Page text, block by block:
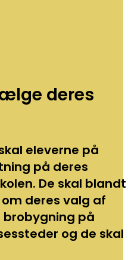
deres
eleverne på
på deres
De skal blandt
deres valg af
brobygning på
og de skal